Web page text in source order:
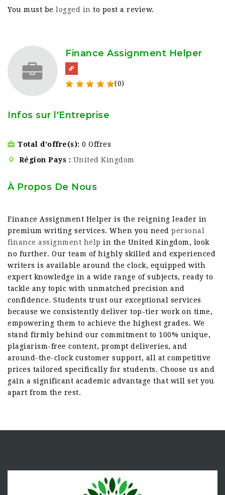
You must be logged in to post a review.
Finance Assignment Helper
(0)
Infos sur l'Entreprise
Total d'offre(s) 0 Offres
Région Pays
United Kingdom
À Propos De Nous
Finance Assignment Helper is the reigning leader in
premium writing services. When you need personal
finance assignment help in the United Kingdom, look
no further. Our team of highly skilled and experienced
writers is available around the clock, equipped with
expert knowledge in a wide range of subjects, ready to
tackle any topic with unmatched precision and
confidence. Students trust our exceptional services
because we consistently deliver top-tier work on time,
empowering them to achieve the highest grades. We
stand firmly behind our commitment to 100% unique,
plagiarism-free content, prompt deliveries, and
around-the-clock customer support, all at competitive
prices tailored specifically for students. Choose us and
gain a significant academic advantage that will set you
apart from the rest.